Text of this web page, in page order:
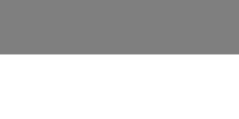
ich atrakcyjną prezentację,